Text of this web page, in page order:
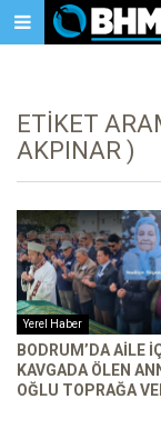
ETIKET
AKPINAR )
Yerel Haber
BODRUM’DA AILE
KAVGADA ÖLEN
OĞLU TOPRAĞA